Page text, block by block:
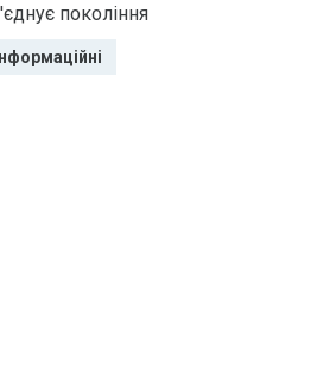
покоління
Інформаційні